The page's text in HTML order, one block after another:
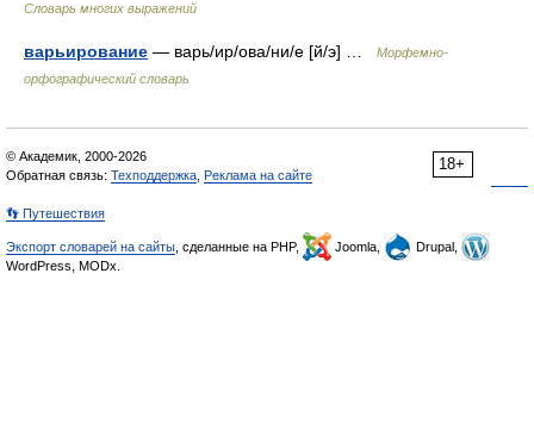
Словарь многих выражений
варьирование — варь/ир/ова/ни/е [й/э] …
Морфемно-
орфографический словарь
18+
© Академик, 2000-2026
Обратная связь: Техподдержка Реклама на сайте
👣 Путешествия
Экспорт словарей на сайты , сделанные на PHP, Joomla,
Drupal,
WordPress, MODx.